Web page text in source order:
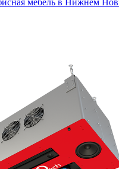
мебель в Нижнем